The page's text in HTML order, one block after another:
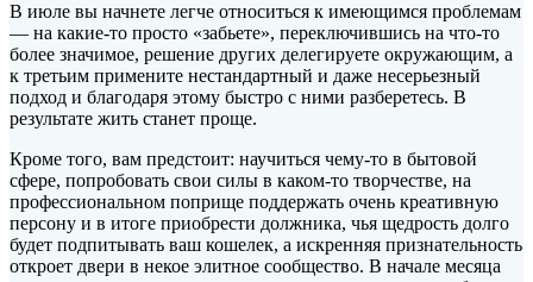
В июле вы начнете легче относиться к имеющимся проблемам
— на какие-то просто «забьете», переключившись на что-то
более значимое, решение других делегируете окружающим, а
к третьим примените нестандартный и даже несерьезный
подход и благодаря этому быстро с ними разберетесь. В
результате жить станет проще.
Кроме того, вам предстоит: научиться чему-то в бытовой
сфере, попробовать свои силы в каком-то творчестве, на
профессиональном поприще поддержать очень креативную
персону и в итоге приобрести должника, чья щедрость долго
будет подпитывать ваш кошелек, а искренняя признательность
откроет двери в некое элитное сообщество. В начале месяца